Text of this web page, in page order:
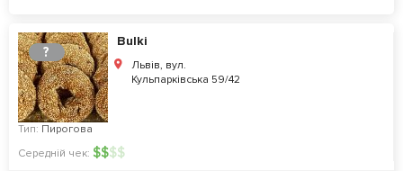
?
Bulki
Львів, вул.
Кульпарківська 59/42
Тип: Пирогова
Середній чек: $$$$